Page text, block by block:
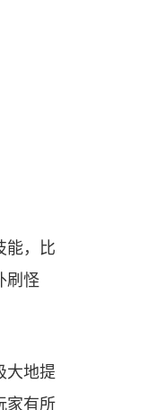
能，比
刷怪
大地提
家有所